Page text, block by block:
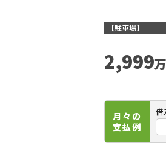
【駐車場】
2,999
月々の
支払例
借